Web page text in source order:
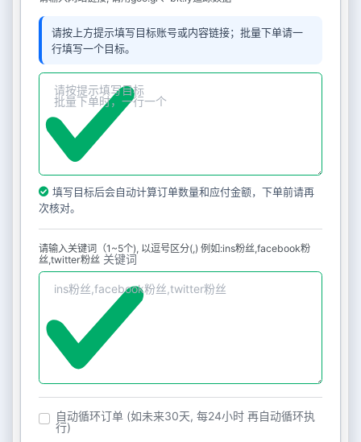
请按上方提示填写目标账号或内容链接；批量下单请一
行填写一个目标。
填写目标后会自动计算订单数量和应付金额，下单前请再
次核对。
请输入关键词（1~5个), 以逗号区分(,) 例如:ins粉丝,facebook粉
丝,twitter粉丝 关键词
自动循环订单 (如未来30天, 每24小时 再自动循环执
行)